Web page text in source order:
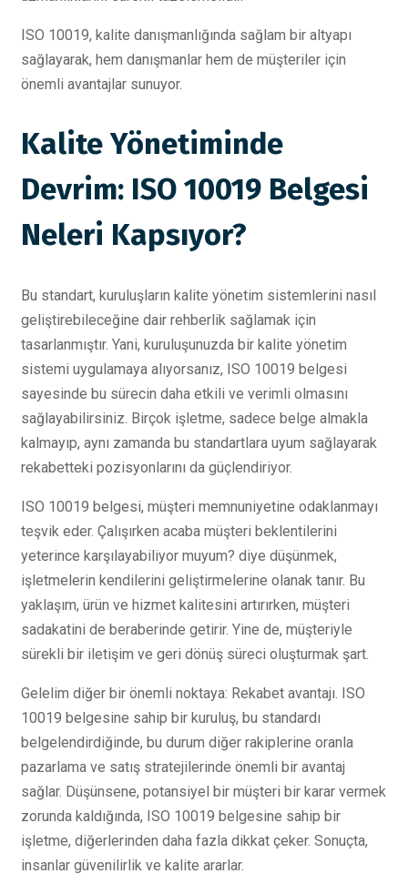
ISO 10019, kalite danışmanlığında sağlam bir altyapı
sağlayarak, hem danışmanlar hem de müşteriler için
önemli avantajlar sunuyor.
Kalite Yönetiminde
Devrim: ISO 10019 Belgesi
Neleri Kapsıyor?
Bu standart, kuruluşların kalite yönetim sistemlerini nasıl
geliştirebileceğine dair rehberlik sağlamak için
tasarlanmıştır. Yani, kuruluşunuzda bir kalite yönetim
sistemi uygulamaya alıyorsanız, ISO 10019 belgesi
sayesinde bu sürecin daha etkili ve verimli olmasını
sağlayabilirsiniz. Birçok işletme, sadece belge almakla
kalmayıp, aynı zamanda bu standartlara uyum sağlayarak
rekabetteki pozisyonlarını da güçlendiriyor.
ISO 10019 belgesi, müşteri memnuniyetine odaklanmayı
teşvik eder. Çalışırken acaba müşteri beklentilerini
yeterince karşılayabiliyor muyum? diye düşünmek,
işletmelerin kendilerini geliştirmelerine olanak tanır. Bu
yaklaşım, ürün ve hizmet kalitesini artırırken, müşteri
sadakatini de beraberinde getirir. Yine de, müşteriyle
sürekli bir iletişim ve geri dönüş süreci oluşturmak şart.
Gelelim diğer bir önemli noktaya: Rekabet avantajı. ISO
10019 belgesine sahip bir kuruluş, bu standardı
belgelendirdiğinde, bu durum diğer rakiplerine oranla
pazarlama ve satış stratejilerinde önemli bir avantaj
sağlar. Düşünsene, potansiyel bir müşteri bir karar vermek
zorunda kaldığında, ISO 10019 belgesine sahip bir
işletme, diğerlerinden daha fazla dikkat çeker. Sonuçta,
insanlar güvenilirlik ve kalite ararlar.